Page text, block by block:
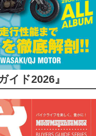
イド2026』